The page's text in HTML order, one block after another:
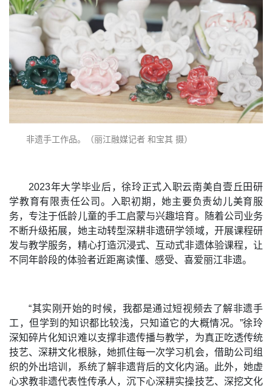
非遗手工作品。（丽江融媒记者 和宝其 摄）
2023年大学毕业后，徐玲正式入职云南美自壹丘田研
学教育有限责任公司。入职初期，她主要负责幼儿美育服
务，专注于低龄儿童的手工启蒙与兴趣培育。随着公司业务
不断升级拓展，她主动转型深耕非遗研学领域，开展课程研
发与教学服务，精心打造沉浸式、互动式非遗体验课程，让
不同年龄段的体验者近距离读懂、感受、喜爱丽江非遗。
“其实刚开始的时候，我都是通过短视频去了解非遗手
工，但学到的知识都比较浅，只知道它的大概情况。”徐玲
深知碎片化知识难以支撑非遗传播与教学，为真正吃透传统
技艺、深耕文化根脉，她抓住每一次学习机会，借助公司组
织的外出培训，系统了解非遗背后的文化内涵。此外，她虚
心求教非遗代表性传承人，沉下心深耕实操技艺、深挖文化